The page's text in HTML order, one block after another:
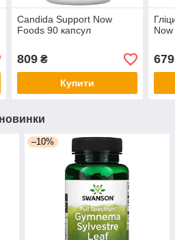
Candida Support Now
Foods 90 капсул
809₴
Купити
679
–10%